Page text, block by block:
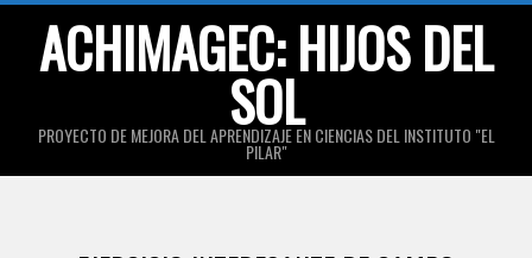
ACHIMAGEC: HIJOS DEL
SOL
PROYECTO DE MEJORA DEL APRENDIZAJE EN CIENCIAS DEL INSTITUTO "EL
PILAR"